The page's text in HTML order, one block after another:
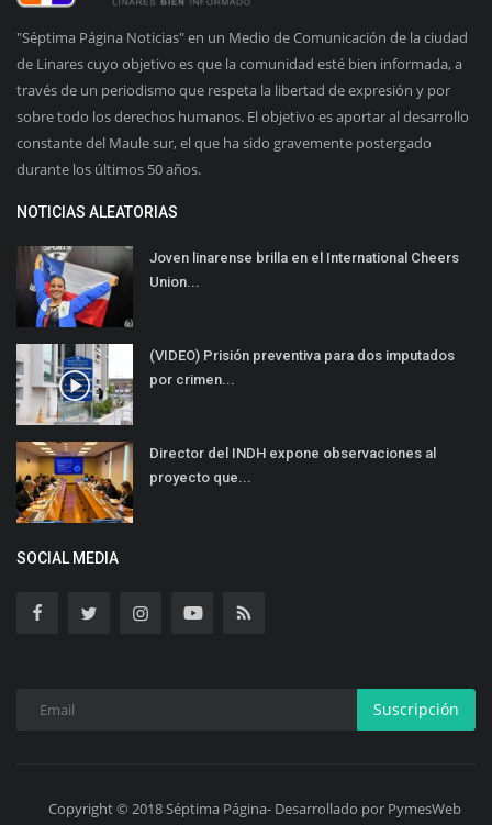
"Séptima Página Noticias" en un Medio de Comunicación de la ciudad
de Linares cuyo objetivo es que la comunidad esté bien informada, a
través de un periodismo que respeta la libertad de expresión y por
sobre todo los derechos humanos. El objetivo es aportar al desarrollo
constante del Maule sur, el que ha sido gravemente postergado
durante los últimos 50 años.
NOTICIAS ALEATORIAS
Joven linarense brilla en el International Cheers
Union...
(VIDEO) Prisión preventiva para dos imputados
por crimen...
Director del INDH expone observaciones al
proyecto que...
SOCIAL MEDIA
Suscripción
Copyright © 2018 Séptima Página- Desarrollado por PymesWeb